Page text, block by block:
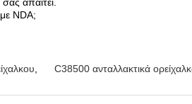
NDA;
C38500 ανταλλακτικά